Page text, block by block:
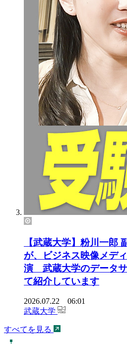
【武蔵大学】粉川一郎
が、ビジネス映像メデ
演 武蔵大学のデータ
て紹介しています
2026.07.22 06:01
武蔵大学
すべてを見る